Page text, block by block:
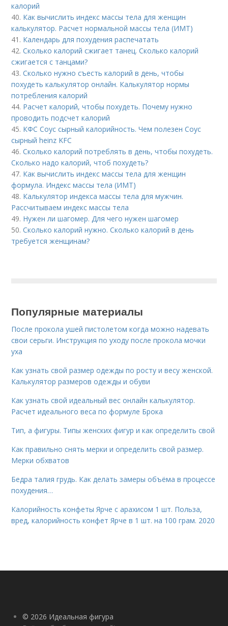
калорий
40. Как вычислить индекс массы тела для женщин
калькулятор. Расчет нормальной массы тела (ИМТ)
41. Календарь для похудения распечатать
42.Сколько калорий сжигает танец. Сколько калорий
сжигается с танцами?
43.Сколько нужно съесть калорий в день, чтобы
похудеть калькулятор онлайн. Калькулятор нормы
потребления калорий
44. Расчет калорий, чтобы похудеть. Почему нужно
проводить подсчет калорий
45. КФС Соус сырный калорийность. Чем полезен Соус
сырный heinz KFC
46.Сколько калорий потреблять в день, чтобы похудеть.
Сколько надо калорий, чтоб похудеть?
47. Как вычислить индекс массы тела для женщин
формула. Индекс массы тела (ИМТ)
48. Калькулятор индекса массы тела для мужчин.
Рассчитываем индекс массы тела
49. Нужен ли шагомер. Для чего нужен шагомер
50.Сколько калорий нужно. Сколько калорий в день
требуется женщинам?
Популярные материалы
После прокола ушей пистолетом когда можно надевать
свои серьги. Инструкция по уходу после прокола мочки
уха
Как узнать свой размер одежды по росту и весу женской.
Калькулятор размеров одежды и обуви
Как узнать свой идеальный вес онлайн калькулятор.
Расчет идеального веса по формуле Брока
Тип, а фигуры. Типы женских фигур и как определить свой
Как правильно снять мерки и определить свой размер.
Мерки обхватов
Бедра талия грудь. Как делать замеры объёма в процессе
похудения…
Калорийность конфеты Ярче с арахисом 1 шт. Польза,
вред, калорийность конфет Ярче в 1 шт. на 100 грам. 2020
© 2026 Идеальная фигура